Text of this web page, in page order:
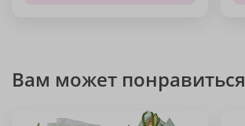
Вам может понравиться